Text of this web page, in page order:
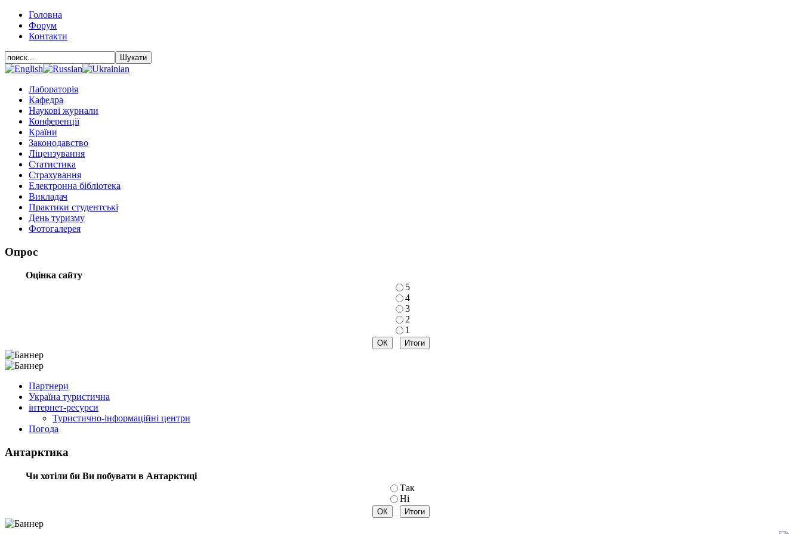
Головна
Форум
Контакти
Лабораторія
Кафедра
Наукові журнали
Конференції
Країни
Законодавство
Ліцензування
Статистика
Страхування
Електронна бібліотека
Викладач
Практики студентські
День туризму
Фотогалерея
Опрос
Оцінка сайту
5
4
3
2
1
Партнери
Україна туристична
інтернет-ресурси
Туристично-інформаційні центри
Погода
Антарктика
Чи хотіли би Ви побувати в Антарктиці
Так
Ні